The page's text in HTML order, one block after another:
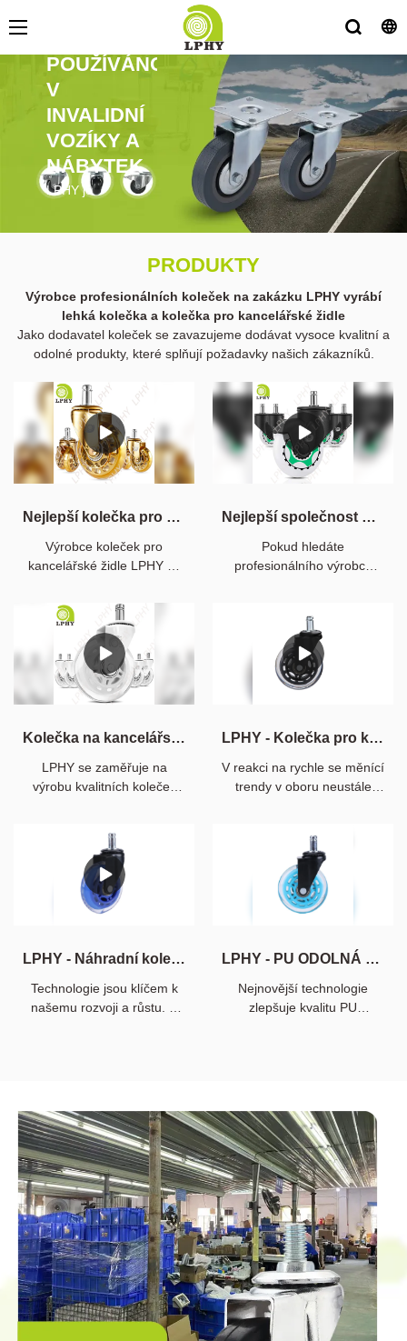
POUŽÍVÁNO
V
INVALIDNÍ
VOZÍKY A
NÁBYTEK
LPHY je
širokou škálu
možností, včetně
středně těžkých a
lehkých koleček, a
také koleček pro
kancelářské židle.
Naše produkty
uspokojí různé
potřeby a poskytují
středně těžké
varianty vhodné
PRODUKTY
Výrobce profesionálních koleček na zakázku LPHY vyrábí
lehká kolečka a kolečka pro kancelářské židle
Jako dodavatel koleček se zavazujeme dodávat vysoce kvalitní a
odolné produkty, které splňují požadavky našich zákazníků.
Nejlepší kolečka pro kancelářské židle za tovární cenu - Dodavatel a výrobci LPHY | Dodavatel a výrobci LPHY | LPHY
Výrobce koleček pro
kancelářské židle LPHY se
kvalitních koleček pro židle
pro zákazníky z celého
světa.
Nejlepší společnost pro svítící kolečka pro kancelářské židle - LPHY (sada 5 kusů) Hladce se otáčející kolečka pro vysoké zatížení
Pokud hledáte
profesionálního výrobce
vyrábíme kolečka již více
než 25 let. Neváhejte se
obrátit na nás.
Kolečka na kancelářskou židli Rollerblade (sada 5 kusů) 3'' kolečka pro vysokou zátěž, bezpečná pro všechny podlahy
LPHY se zaměřuje na
výrobu kvalitních koleček
používají v nábytku,
kancelářských stolech a
židlích, snadno se instalují a
udržují.
LPHY - Kolečka pro kancelářské židle (sada 5 kusů) - Odolná a bezpečná pro všechny podlahy včetně tvrdého dřeva - Perfektní náhrada za kolečka pro kancelářské židle u stolu
V reakci na rychle se měnící
trendy v oboru neustále
technologie. Díky těmto
osvědčeným vlastnostem
hrají kolečka pro
kancelářské židle (sada 5
tvrdého dřeva - perfektní
důležitou roli v oblasti
nábytkových koleček.
LPHY - Náhradní kolečka pro kancelářskou židli Rollerblade z PU o průměru 4 palce, závitová kolečka pro kancelářskou židli
Technologie jsou klíčem k
našemu rozvoji a růstu. S
oblasti použití. V oblasti
nábytkových koleček má
velkou hodnotu.
LPHY - PU ODOLNÁ KANCELÁŘSKÁ KOLEČKA PRO ŽIDLE Kolečka na nábytek
Nejnovější technologie
zlepšuje kvalitu PU
na nábytek.